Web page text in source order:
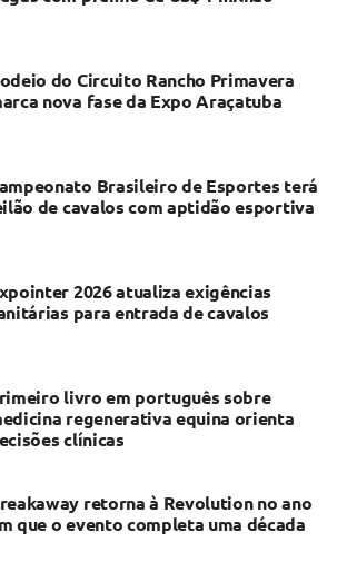
do Circuito Rancho Primavera
nova fase da Expo Araçatuba
Brasileiro de Esportes terá
de cavalos com aptidão esportiva
2026 atualiza exigências
para entrada de cavalos
livro em português sobre
regenerativa equina orienta
clínicas
retorna à Revolution no ano
que o evento completa uma década